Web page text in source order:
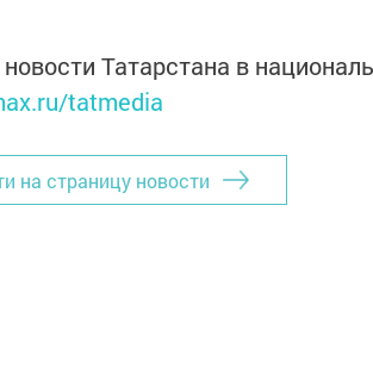
Татарстана в
tatmedia
на страницу новости